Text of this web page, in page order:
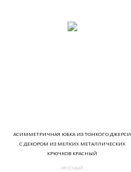
АСИММЕТРИЧНАЯ ЮБКА ИЗ ТОНКОГО ДЖЕРСИ
С ДЕКОРОМ ИЗ МЕЛКИХ МЕТАЛЛИЧЕСКИХ
КРЮЧКОВ КРАСНЫЙ
КРАСНЫЙ